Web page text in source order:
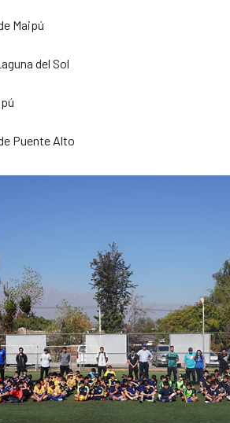
Maipú
del Sol
Puente Alto